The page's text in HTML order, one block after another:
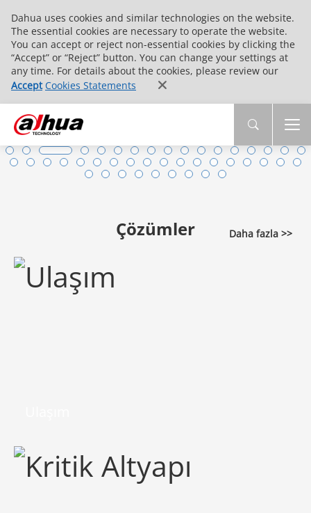
Dahua uses cookies and similar technologies on the website.
The essential cookies are necessary to operate the website.
You can accept or reject non-essential cookies by clicking the
“Accept” or “Reject” button. You can change your settings at
any time. For details about the cookies, please review our
Accept Cookies Statements
Çözümler Daha fazla >>